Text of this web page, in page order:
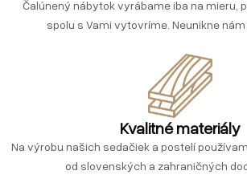
Čalúnený nábytok vyrábame iba na mieru,
spolu s Vami vytovríme. Neunikne nám
Kvalitné materiály
Na výrobu našich sedačiek a postelí
od slovenských a zahraničných